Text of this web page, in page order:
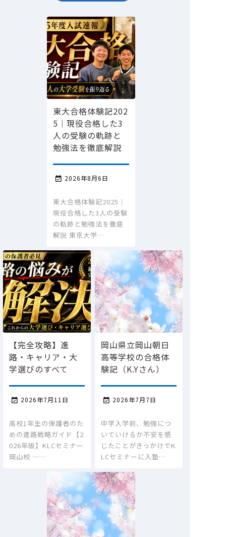
東大合格体験記202
5｜現役合格した3
人の受験の軌跡と
勉強法を徹底解説
 2026年8月6日
東大合格体験記2025｜
現役合格した3人の受験
の軌跡と勉強法を徹底
解説 東京大学…
【完全攻略】進
路・キャリア・大
学選びのすべて
 2026年7月11日
高校1年生の保護者のた
めの進路戦略ガイド【2
026年版】KLCセミナー
岡山校 ―…
岡山県立岡山朝日
高等学校の合格体
験記（K.Yさん）
 2026年7月7日
中学入学前、勉強につ
いていけるか不安を感
じたことがきっかけでK
LCセミナーに入塾…